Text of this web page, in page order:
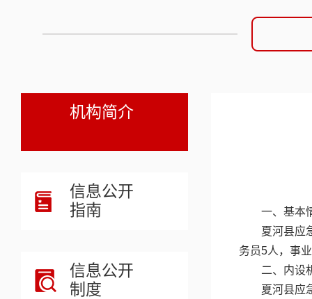
机构简介
信息公开
指南
信息公开
制度
一、基本
夏河县应
务员5人，事
二、内设
夏河县应